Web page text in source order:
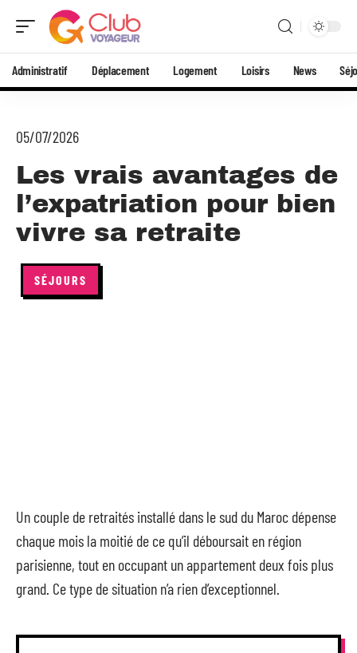
Administratif Déplacement Logement Loisirs News
05/07/2026
Les vrais avantages de
l’expatriation pour bien
vivre sa retraite
SÉJOURS
Un couple de retraités installé dans le sud du Maroc dépense
chaque mois la moitié de ce qu’il déboursait en région
parisienne, tout en occupant un appartement deux fois plus
grand. Ce type de situation n’a rien d’exceptionnel.